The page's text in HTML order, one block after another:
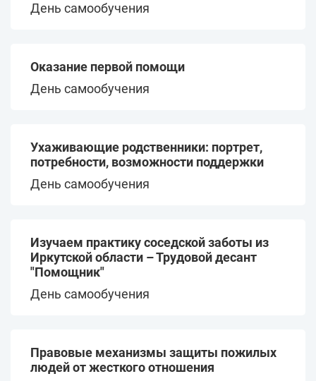
День самообучения
Оказание первой помощи
День самообучения
Ухаживающие родственники: портрет,
потребности, возможности поддержки
День самообучения
Изучаем практику соседской заботы из
Иркутской области – Трудовой десант
"Помощник"
День самообучения
Правовые механизмы защиты пожилых
людей от жесткого отношения